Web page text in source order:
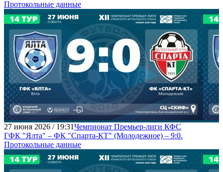
Протокольные данные
27 июня 2026 / 19:31Чемпионат Премьер-лиги КФС
ГФК "Ялта" – ФК "Спарта-КТ" (Молодежное) – 9:0.
Протокольные данные